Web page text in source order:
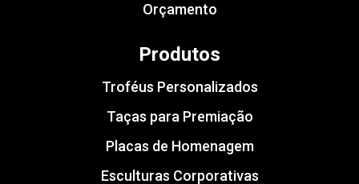
Orçamento
Produtos
Troféus Personalizados
Taças para Premiação
Placas de Homenagem
Esculturas Corporativas